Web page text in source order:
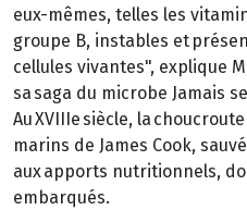
eux-mêmes, telles les
groupe B, instables et
cellules vivantes", explique
sa saga du microbe Jamais
Au XVIIIe siècle, la
marins de James Cook,
aux apports nutritionnels,
embarqués.